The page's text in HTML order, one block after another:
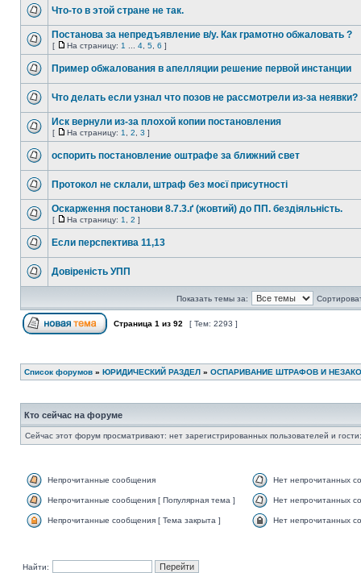
Что-то в этой стране не так.
Постанова за непредъявление в/у. Как грамотно обжаловать ?
[ На страницу: 1 4 5 6 ]
Пример обжалования в апелляции решение первой инстанции
Что делать если узнал что позов не рассмотрели из-за неявки?
Иск вернули из-за плохой копии постановления
[ На страницу: 1 2 3 ]
оспорить постановление оштрафе за ближний свет
Протокол не склали, штраф без моєї присутності
Оскарження постанови 8.7.3.ґ (жовтий) до ПП. бездіяльність.
[ На страницу: 1 2 ]
Если перспектива 11,13
Довіреність УПП
Показать темы за:
Страница 1 из 92 [ Тем: 2293 ]
Список форумов » ЮРИДИЧЕСКИЙ РАЗДЕЛ » ОСПАРИВАНИЕ ШТРАФОВ И
Кто сейчас на форуме
Сейчас этот форум просматривают: нет зарегистрированных пользователей и
Непрочитанные сообщения Нет непрочитанных
Непрочитанные сообщения [ Популярная тема ] Нет непрочитанных
Непрочитанные сообщения [ Тема закрыта ] Нет непрочитанных
Найти: